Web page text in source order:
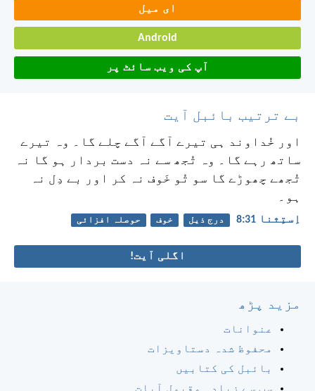
ای میل
Android
آپ کی ویب سائٹ پر
بے ترتیب بائبل آیت
اور خُداوند ہی تیرے آگے آگے چلے گا۔ وہ تیرے
ساتھ رہے گا۔ وہ تُجھ سے نہ دست بردار ہو گا نہ
تُجھے چھوڑے گا سو تُو خَوف نہ کر اور بے دِل نہ
ہو۔
اِستِثنا 31:‏8 درج ذیل خوف حوصلہ افزائی
اگلی آیت!
مزید پڑھ
عنوانات
محفوظ شدہ دستاویزات
بائبل کی کتابیں